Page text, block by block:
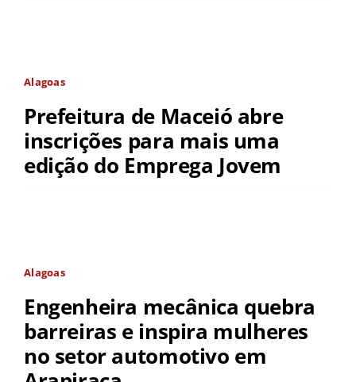
Alagoas
Prefeitura de Maceió abre
inscrições para mais uma
edição do Emprega Jovem
Alagoas
Engenheira mecânica quebra
barreiras e inspira mulheres
no setor automotivo em